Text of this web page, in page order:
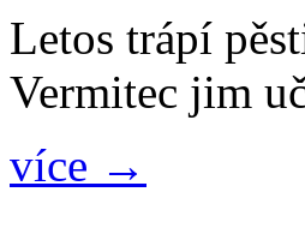
Letos trápí
Vermitec jim
více →